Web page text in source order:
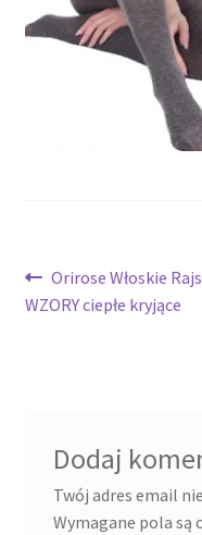
potomne
Nawigacja
wpisu
Poprzedni
wpis:
Orirose Włoskie
WZORY ciepłe kryjące
Dodaj
Twój adres email
Wymagane pola są